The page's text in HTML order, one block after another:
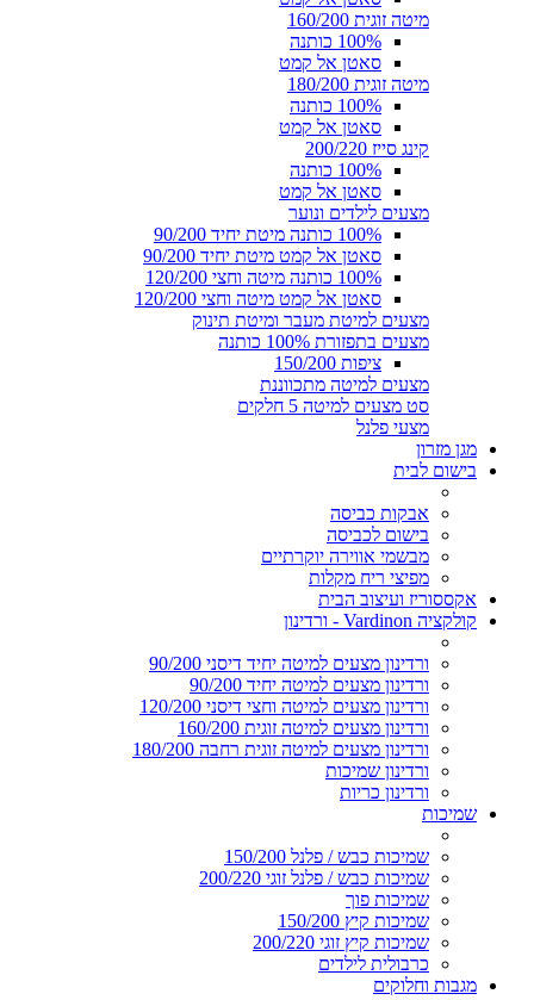
מיטה זוגית 160/200
100% כותנה
סאטן אל קמט
מיטה זוגית 180/200
100% כותנה
סאטן אל קמט
קינג סייז 200/220
100% כותנה
סאטן אל קמט
מצעים לילדים ונוער
100% כותנה מיטת יחיד 90/200
סאטן אל קמט מיטת יחיד 90/200
100% כותנה מיטה וחצי 120/200
סאטן אל קמט מיטה וחצי 120/200
מצעים למיטת מעבר ומיטת תינוק
מצעים בתפזורת 100% כותנה
ציפות 150/200
מצעים למיטה מתכווננת
סט מצעים למיטה 5 חלקים
מצעי פלנל
מגן מזרון
בישום לבית
אבקות כביסה
בישום לכביסה
מבשמי אווירה יוקרתיים
מפיצי ריח מקלות
אקססוריז ועיצוב הבית
קולקציה Vardinon - ורדינון
ורדינון מצעים למיטה יחיד דיסני 90/200
ורדינון מצעים למיטה יחיד 90/200
ורדינון מצעים למיטה וחצי דיסני 120/200
ורדינון מצעים למיטה זוגית 160/200
ורדינון מצעים למיטה זוגית רחבה 180/200
ורדינון שמיכות
ורדינון כריות
שמיכות
שמיכות כבש / פלנל 150/200
שמיכות כבש / פלנל זוגי 200/220
שמיכות פוך
שמיכות קיץ 150/200
שמיכות קיץ זוגי 200/220
כרבולית לילדים
מגבות וחלוקים